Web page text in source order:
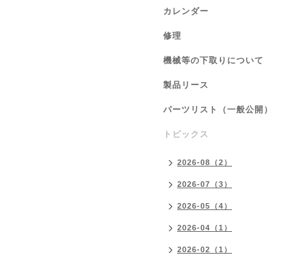
カレンダー
修理
機械等の下取りについて
製品リース
パーツリスト（一般公開）
トピックス
2026-08（2）
2026-07（3）
2026-05（4）
2026-04（1）
2026-02（1）